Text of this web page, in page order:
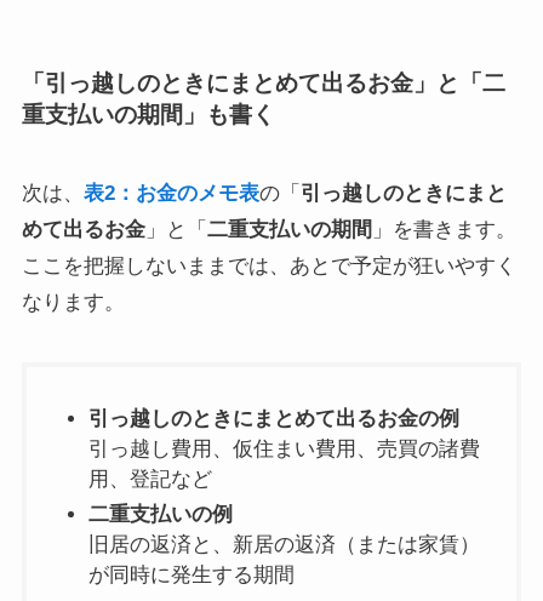
「引っ越しのときにまとめて出るお金」と「二
重支払いの期間」も書く
次は、 表2：お金のメモ表の「 引っ越しのときにまと
めて出るお金」と「 二重支払いの期間 」を書きます。
ここを把握しないままでは、あとで予定が狂いやすく
なります。
引っ越しのときにまとめて出るお金の例
引っ越し費用、仮住まい費用、売買の諸費
用、登記など
二重支払いの例
旧居の返済と、新居の返済（または家賃）
が同時に発生する期間